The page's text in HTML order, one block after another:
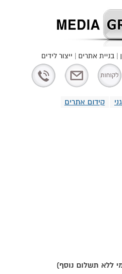
קידום אתרים
| בניית אתרים | ייצור לידים
ללא תשלום נוסף)